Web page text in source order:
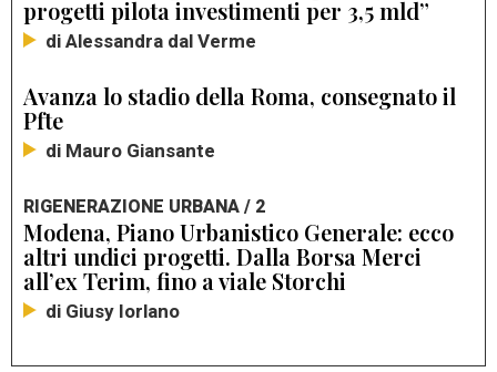
progetti pilota investimenti per 3,5 mld”
di Alessandra dal Verme
Avanza lo stadio della Roma, consegnato il
Pfte
di Mauro Giansante
RIGENERAZIONE URBANA / 2
Modena, Piano Urbanistico Generale: ecco
altri undici progetti. Dalla Borsa Merci
all’ex Terim, fino a viale Storchi
di Giusy Iorlano